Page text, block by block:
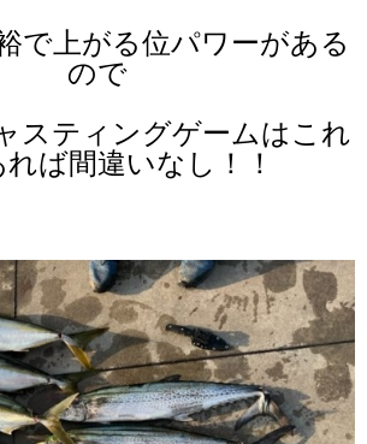
で上がる位パワーがある
ので
スティングゲームはこれ
れば間違いなし！！